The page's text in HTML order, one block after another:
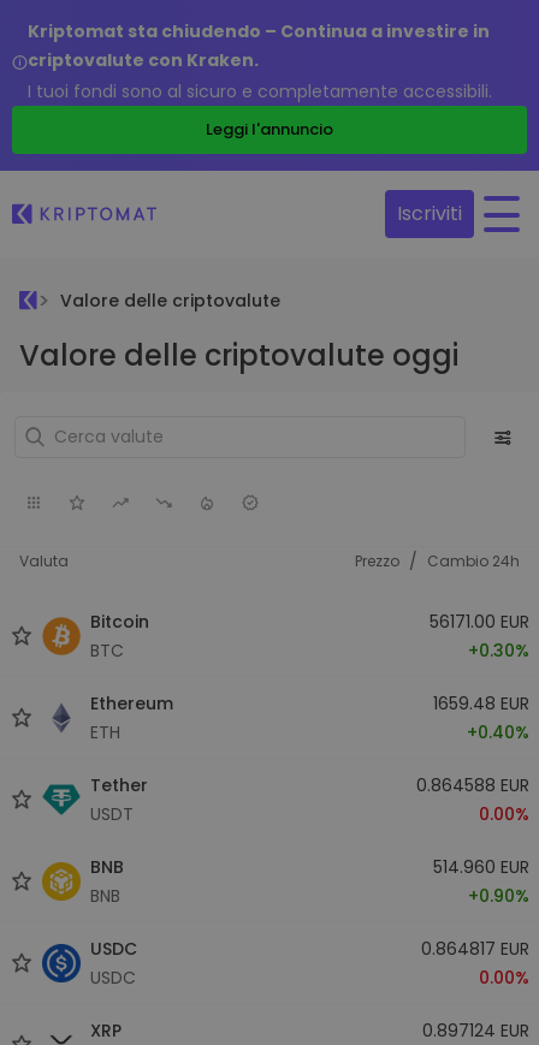
Kriptomat sta chiudendo – Continua a investire in
criptovalute con Kraken.
I tuoi fondi sono al sicuro e completamente accessibili.
Leggi l'annuncio
Iscriviti
Valore delle criptovalute
Valore delle criptovalute oggi
Valuta Prezzo / Cambio 24h
Bitcoin
BTC
56171.00 EUR
+0.30%
Ethereum
ETH
1659.48 EUR
+0.40%
Tether
USDT
0.864588 EUR
0.00%
BNB
BNB
514.960 EUR
+0.90%
USDC
USDC
0.864817 EUR
0.00%
XRP
0.897124 EUR